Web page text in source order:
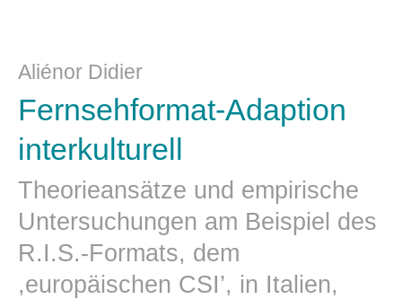
Aliénor Didier
Fernsehformat-Adaption
interkulturell
Theorieansätze und empirische
Untersuchungen am Beispiel des
R.I.S.-Formats, dem
,europäischen CSI’, in Italien,